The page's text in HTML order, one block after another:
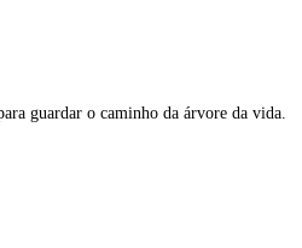
guardar o caminho da árvore da vida.